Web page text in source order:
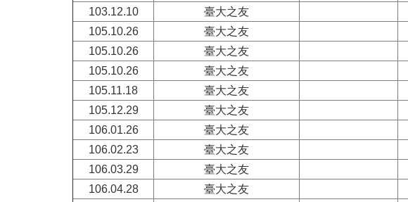
103.12.10
臺大之友
105.10.26
臺大之友
105.10.26
臺大之友
105.10.26
臺大之友
105.11.18
臺大之友
105.12.29
臺大之友
106.01.26
臺大之友
106.02.23
臺大之友
106.03.29
臺大之友
106.04.28
臺大之友